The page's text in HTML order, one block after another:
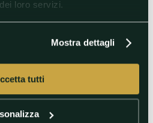
loro servizi.
Mostra dettagli
tutti
#OlympiqueMarseille